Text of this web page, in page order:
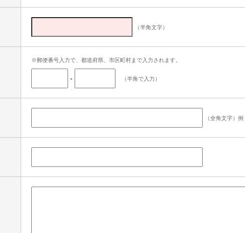
（半角文字）
※郵便番号入力で、都道府県、市区町村まで入力されます。
- （半角で入力）
（全角文字）